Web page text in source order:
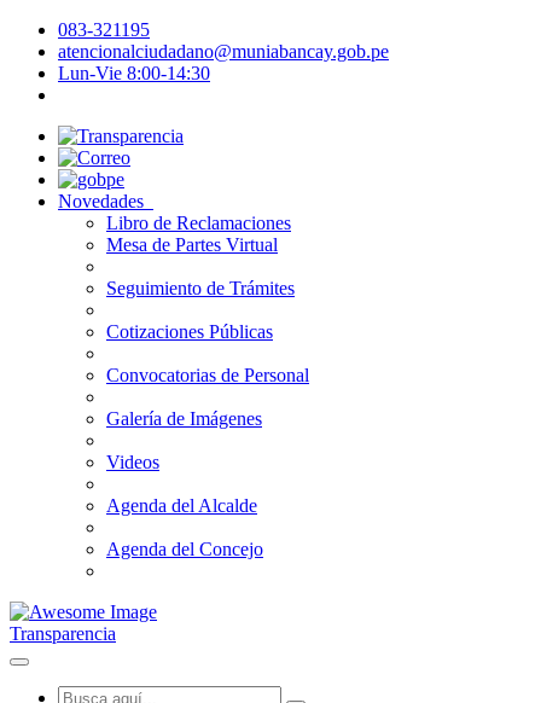
083-321195
atencionalciudadano@muniabancay.gob.pe
Lun-Vie 8:00-14:30
Novedades
Libro de Reclamaciones
Mesa de Partes Virtual
Seguimiento de Trámites
Cotizaciones Públicas
Convocatorias de Personal
Galería de Imágenes
Videos
Agenda del Alcalde
Agenda del Concejo
Transparencia